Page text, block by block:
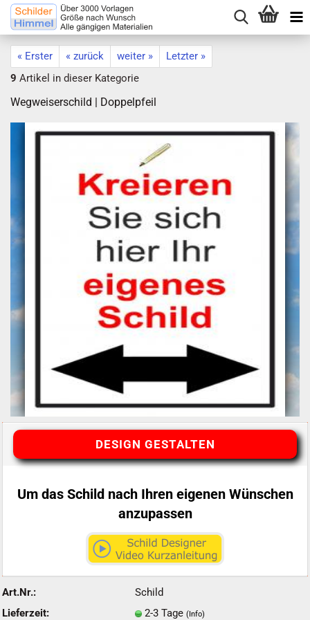
« Erster « zurück weiter »
Letzter »
9 Artikel in dieser Kategorie
Wegweiserschild | Doppelpfeil
DESIGN GESTALTEN
Um das Schild nach Ihren eigenen Wünschen
anzupassen
Art.Nr.:
Schild
Lieferzeit:
2-3 Tage (Info)